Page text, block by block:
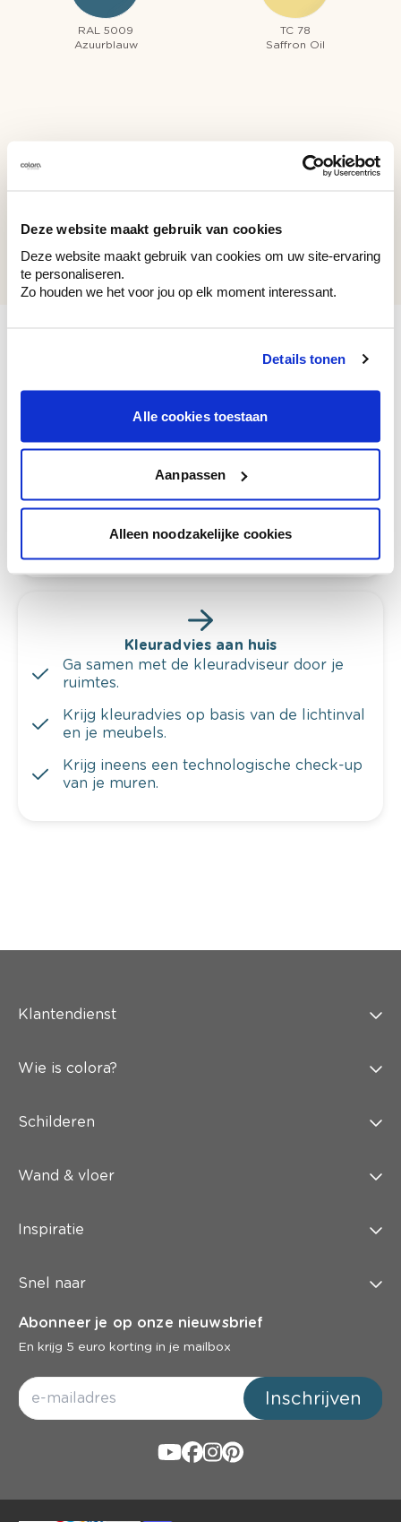
Deze website maakt gebruik van cookies
Deze website maakt gebruik van cookies om uw site-ervaring
te personaliseren.
Zo houden we het voor jou op elk moment interessant.
Details tonen
Alle cookies toestaan
Aanpassen
Alleen noodzakelijke cookies
RAL 5009
Azuurblauw
TC 78
Saffron Oil
Sweet Tapioca
Ontdek er kleurechte stalen van je
kleurenselectie.
Bekijk er de bijhorende tinten om je kleur
combineren.
Kleuradvies aan huis
Ga samen met de kleuradviseur door je
ruimtes.
Krijg kleuradvies op basis van de lichtinval
en je meubels.
Krijg ineens een technologische check-up
van je muren.
Klantendienst
Wie is colora?
Schilderen
Wand & vloer
Inspiratie
Snel naar
Abonneer je op onze nieuwsbrief
En krijg 5 euro korting in je mailbox
Inschrijven